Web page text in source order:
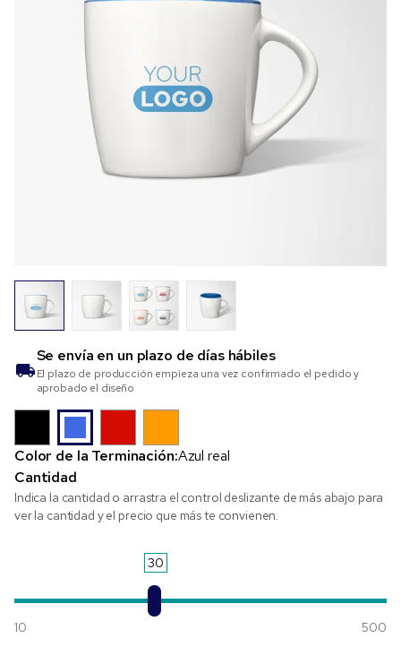
Se envía en un plazo de días hábiles
El plazo de producción empieza una vez confirmado el pedido y
aprobado el diseño
Color de la Terminación:Azul real
Cantidad
Indica la cantidad o arrastra el control deslizante de más abajo para
ver la cantidad y el precio que más te convienen.
30
10 500